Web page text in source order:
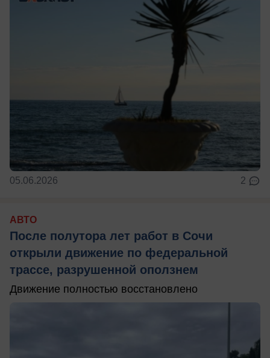
05.06.2026 2
АВТО
После полутора лет работ в Сочи
открыли движение по федеральной
трассе, разрушенной оползнем
Движение полностью восстановлено